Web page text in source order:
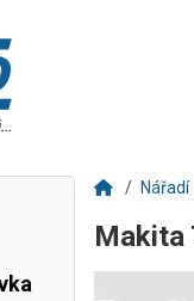
Nářadí
Makita